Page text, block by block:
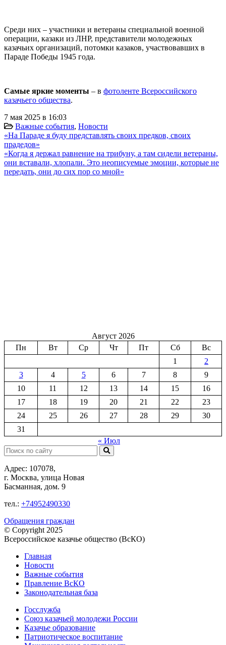
Среди них – участники и ветераны специальной военной
операции, казаки из ЛНР, представители молодежных
казачьих организаций, потомки казаков, участвовавших в
Параде Победы 1945 года.
Самые яркие моменты – в фотоленте Всероссийского
казачьего общества.
7 мая 2025 в 16:03
Важные события, Новости
«На Параде я буду представлять своих предков, своих
прадедов»
«Когда я держал равнение на трибуну, а там сидели ветераны,
они вставали, хлопали. Это неописуемые эмоции, которые не
передать, они до сих пор со мной»
Август 2026
Пн
Вт Ср Чт Пт Сб
Вс
1
2
3
4 5 6 7 8
9
10
11 12 13 14 15
16
17
18 19 20 21 22
23
24
25 26 27 28 29
30
31
« Июл
Поиск:
Адрес: 107078,
г. Москва, улица Новая
Басманная, дом. 9
тел.: +74952490330
Обращения граждан
© Copyright 2025
Всероссийское казачье общество (ВсКО)
Главная
Новости
Важные события
Правление ВсКО
Законодательная база
Госслужба
Союз казачьей молодежи России
Казачье образование
Патриотическое воспитание